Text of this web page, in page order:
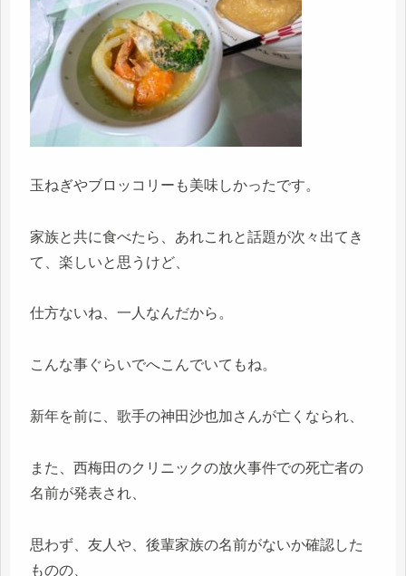
玉ねぎやブロッコリーも美味しかったです。
家族と共に食べたら、あれこれと話題が次々出てき
て、楽しいと思うけど、
仕方ないね、一人なんだから。
こんな事ぐらいでへこんでいてもね。
新年を前に、歌手の神田沙也加さんが亡くなられ、
また、西梅田のクリニックの放火事件での死亡者の
名前が発表され、
思わず、友人や、後輩家族の名前がないか確認した
ものの、